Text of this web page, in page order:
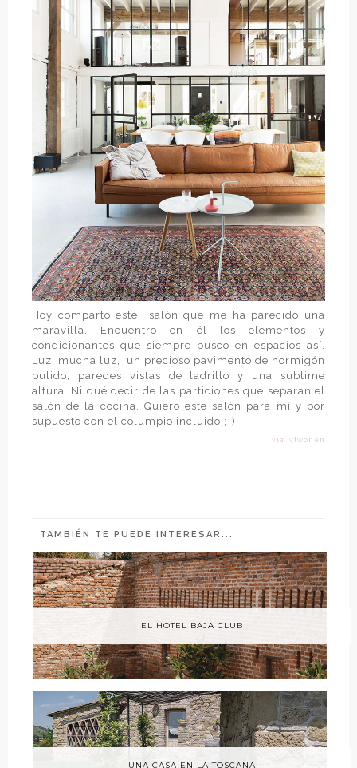
Hoy comparto este
salón que me ha parecido una
maravilla. Encuentro en él los elementos y
condicionantes que siempre busco en espacios así.
Luz, mucha luz,
un precioso pavimento de hormigón
pulido, paredes vistas de ladrillo y una sublime
altura. Ni qué decir de las particiones que separan el
salón de la cocina. Quiero este salón para mí y por
supuesto con el columpio incluido ;-)
vía: vtwonen
TAMBIÉN TE PUEDE INTERESAR...
EL HOTEL BAJA CLUB
UNA CASA EN LA TOSCANA